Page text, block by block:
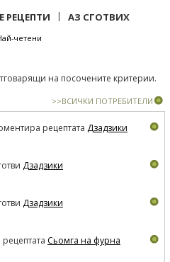
РЕЦЕПТИ | АЗ СГОТВИХ
четени
на посочените критерии.
>>ВСИЧКИ ПОТРЕБИТЕЛИ
рецептата Дзадзики
Дзадзики
Дзадзики
Сьомга на фурна